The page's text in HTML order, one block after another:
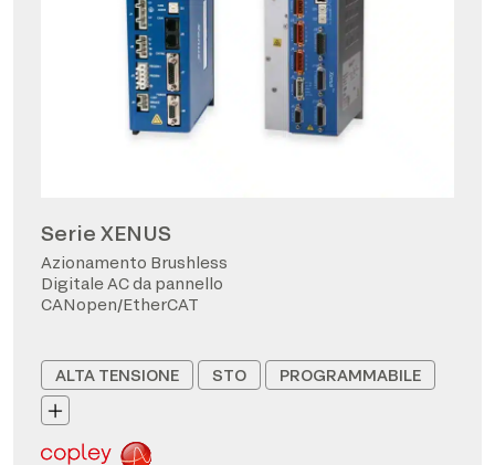
Serie XENUS
Azionamento Brushless
Digitale AC da pannello
CANopen/EtherCAT
ALTA TENSIONE STO PROGRAMMABILE